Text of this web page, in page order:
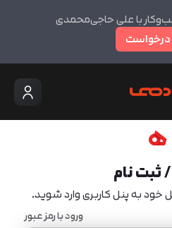
با علی حاجی‌محمدی
ثبت نام
خود به پنل کاربری وارد شوید.
ورود با رمز عبور